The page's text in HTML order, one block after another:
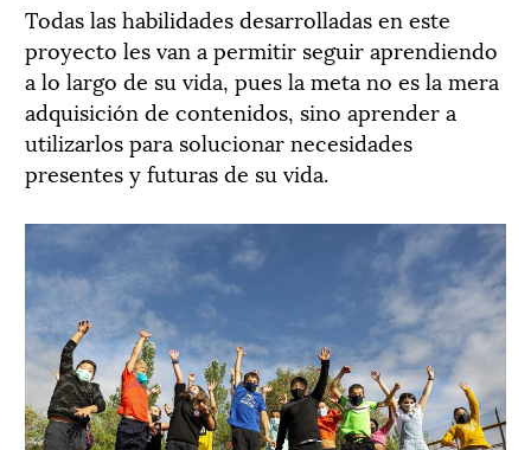
Todas las habilidades desarrolladas en este
proyecto les van a permitir seguir aprendiendo
a lo largo de su vida, pues la meta no es la mera
adquisición de contenidos, sino aprender a
utilizarlos para solucionar necesidades
presentes y futuras de su vida.